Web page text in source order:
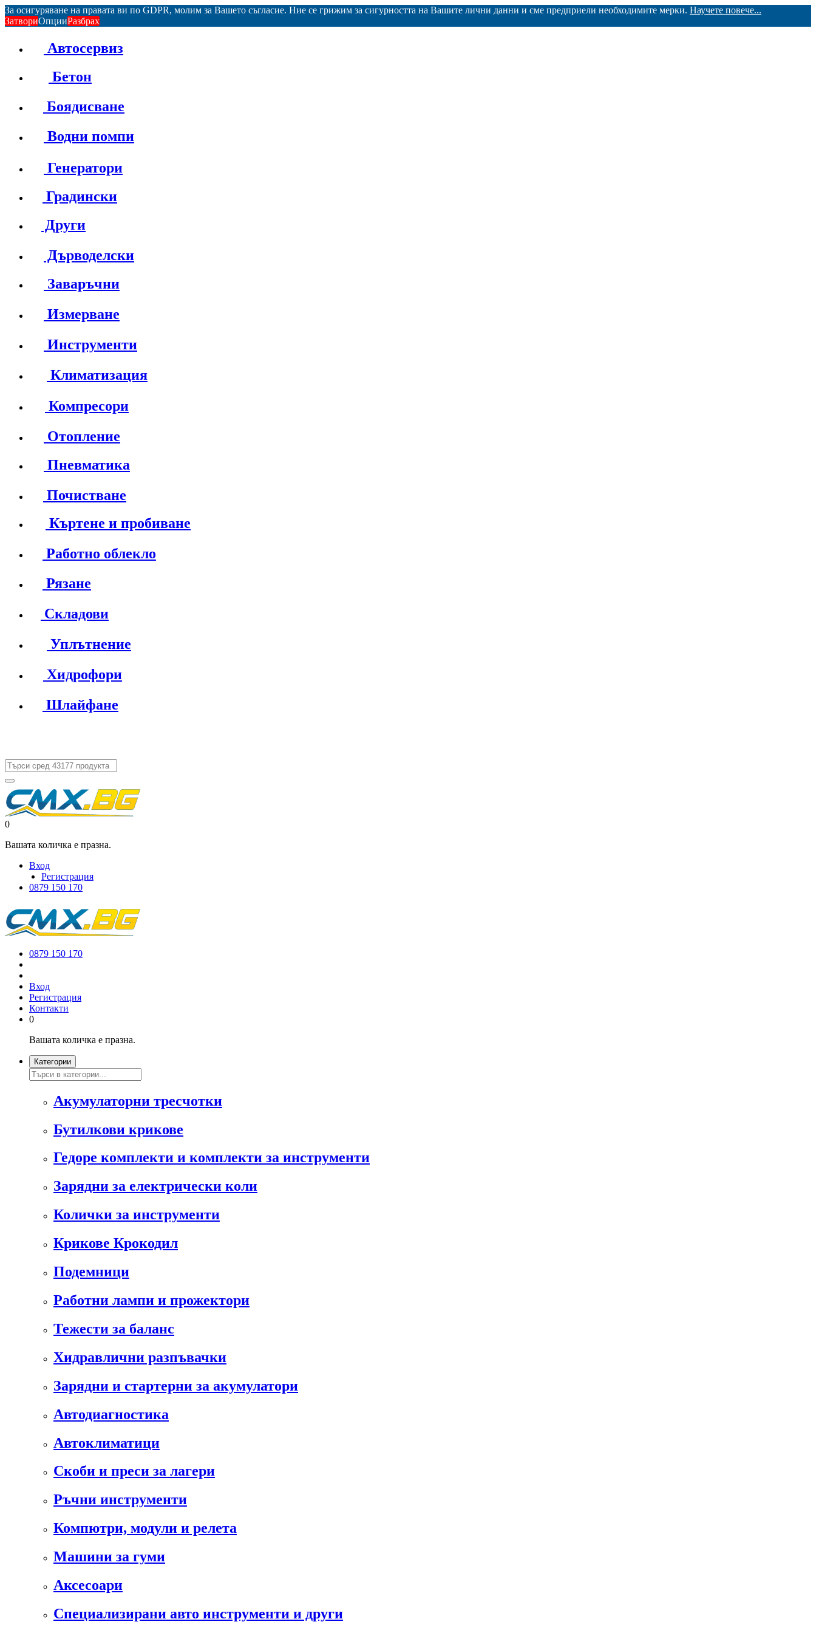
За осигуряване на правата ви по GDPR, молим за Вашето съгласие. Ние се грижим за сигурността на Вашите лични данни и сме предприели необходимите мерки. Научете повече...
ЗатвориОпцииРазбрах
Автосервиз
Бетон
Боядисване
Водни помпи
Генератори
Градински
Други
Дърводелски
Заваръчни
Измерване
Инструменти
Климатизация
Компресори
Отопление
Пневматика
Почистване
Къртене и пробиване
Работно облекло
Рязане
Складови
Уплътнение
Хидрофори
Шлайфане
0
Вашата количка е празна.
Вход
Регистрация
0879 150 170
0879 150 170
Вход
Регистрация
Контакти
0
Вашата количка е празна.
Категории
Акумулаторни тресчотки
Бутилкови крикове
Гедоре комплекти и комплекти за инструменти
Зарядни за електрически коли
Колички за инструменти
Крикове Крокодил
Подемници
Работни лампи и прожектори
Тежести за баланс
Хидравлични разпъвачки
Зарядни и стартерни за акумулатори
Автодиагностика
Автоклиматици
Скоби и преси за лагери
Ръчни инструменти
Компютри, модули и релета
Машини за гуми
Аксесоари
Специализирани авто инструменти и други